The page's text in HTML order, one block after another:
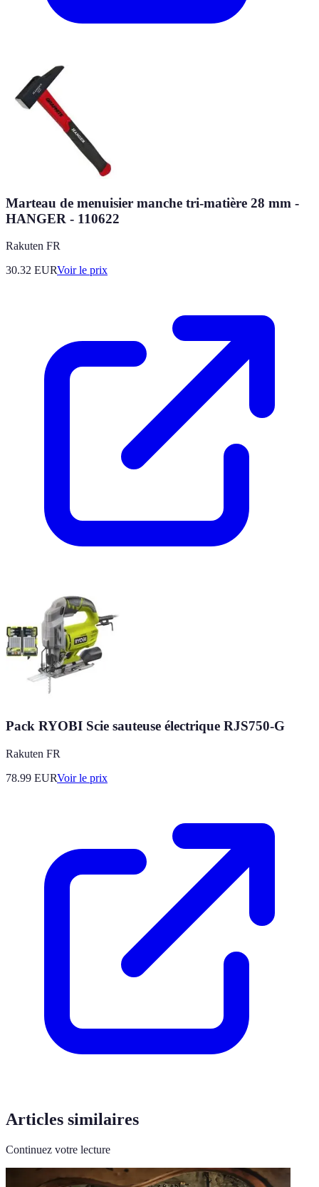
Marteau de menuisier manche tri-matière 28 mm -
HANGER - 110622
Rakuten FR
30.32 EURVoir le prix
Pack RYOBI Scie sauteuse électrique RJS750-G
Rakuten FR
78.99 EURVoir le prix
Articles similaires
Continuez votre lecture